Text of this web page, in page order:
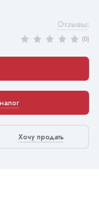
Отзывы:
(0)
Хочу продать